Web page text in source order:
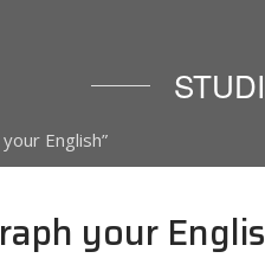
English”
your